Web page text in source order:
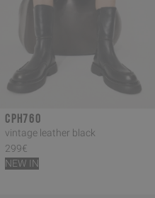
CPH760
vintage leather black
299€
NEW IN